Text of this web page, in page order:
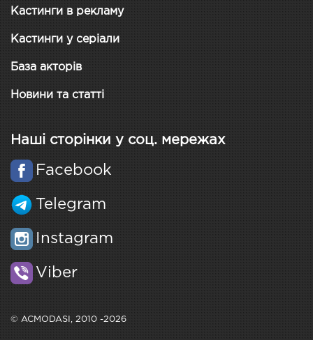
Кастинги в рекламу
Кастинги у серіали
База акторів
Новини та статті
Наші сторінки у соц. мережах
Facebook
Telegram
Instagram
Viber
© ACMODASI, 2010 -2026